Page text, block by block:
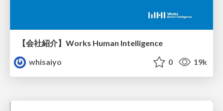
【会社紹介】Works Human Intelligence
whisaiyo
0 19k